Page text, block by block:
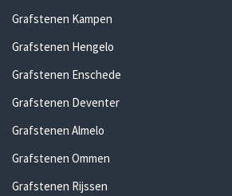
Grafstenen Kampen
Grafstenen Hengelo
Grafstenen Enschede
Grafstenen Deventer
Grafstenen Almelo
Grafstenen Ommen
Grafstenen Rijssen